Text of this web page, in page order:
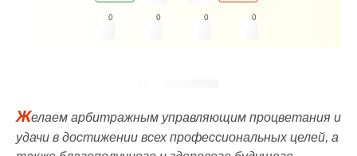
0 0 0 0
Желаем арбитражным управляющим процветания и
удачи в достижении всех профессиональных целей, а